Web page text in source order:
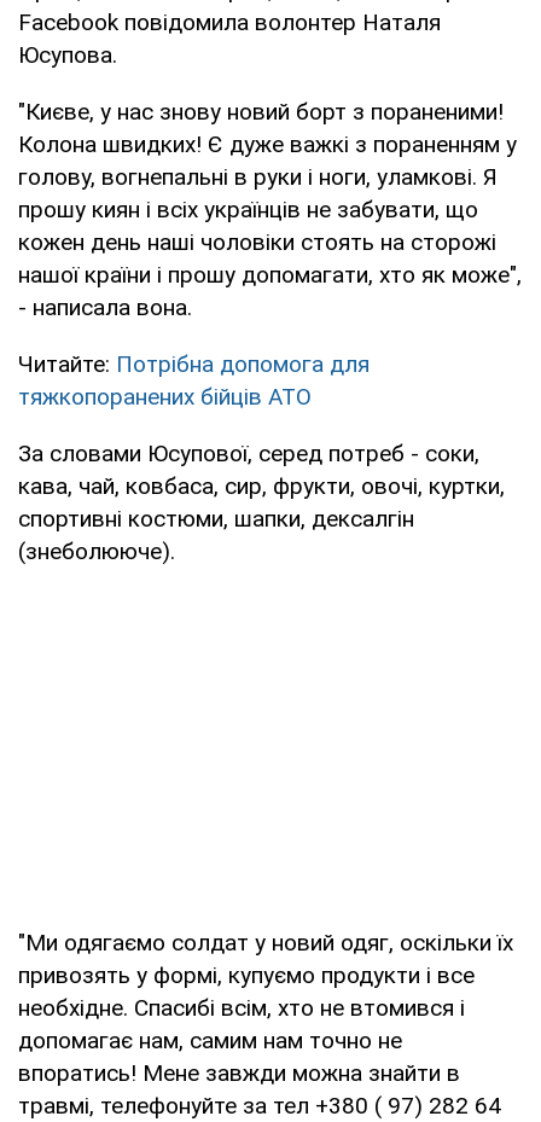
Facebook повідомила волонтер Наталя
Юсупова.
"Києве, у нас знову новий борт з пораненими!
Колона швидких! Є дуже важкі з пораненням у
голову, вогнепальні в руки і ноги, уламкові. Я
прошу киян і всіх українців не забувати, що
кожен день наші чоловіки стоять на сторожі
нашої країни і прошу допомагати, хто як може",
- написала вона.
Читайте: Потрібна допомога для
тяжкопоранених бійців АТО
За словами Юсупової, серед потреб - соки,
кава, чай, ковбаса, сир, фрукти, овочі, куртки,
спортивні костюми, шапки, дексалгін
(знеболююче).
"Ми одягаємо солдат у новий одяг, оскільки їх
привозять у формі, купуємо продукти і все
необхідне. Спасибі всім, хто не втомився і
допомагає нам, самим нам точно не
впоратись! Мене завжди можна знайти в
травмі, телефонуйте за тел +380 ( 97) 282 64